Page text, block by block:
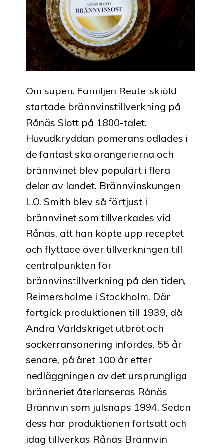
Om supen: Familjen Reuterskiöld
startade brännvinstillverkning på
Rånäs Slott på 1800-talet.
Huvudkryddan pomerans odlades i
de fantastiska orangerierna och
brännvinet blev populärt i flera
delar av landet. Brännvinskungen
L.O. Smith blev så förtjust i
brännvinet som tillverkades vid
Rånäs, att han köpte upp receptet
och flyttade över tillverkningen till
centralpunkten för
brännvinstillverkning på den tiden,
Reimersholme i Stockholm. Där
fortgick produktionen till 1939, då
Andra Världskriget utbröt och
sockerransonering infördes. 55 år
senare, på året 100 år efter
nedläggningen av det ursprungliga
bränneriet återlanseras Rånäs
Brännvin som julsnaps 1994. Sedan
dess har produktionen fortsatt och
idag tillverkas Rånäs Brännvin